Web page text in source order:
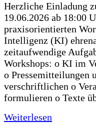
Herzliche Einladung
19.06.2026 ab 18:00
praxisorientierten
Intelligenz (KI)
zeitaufwendige
Workshops: o KI im
o Pressemitteilungen
verschriftlichen o
formulieren o Texte
Weiterlesen